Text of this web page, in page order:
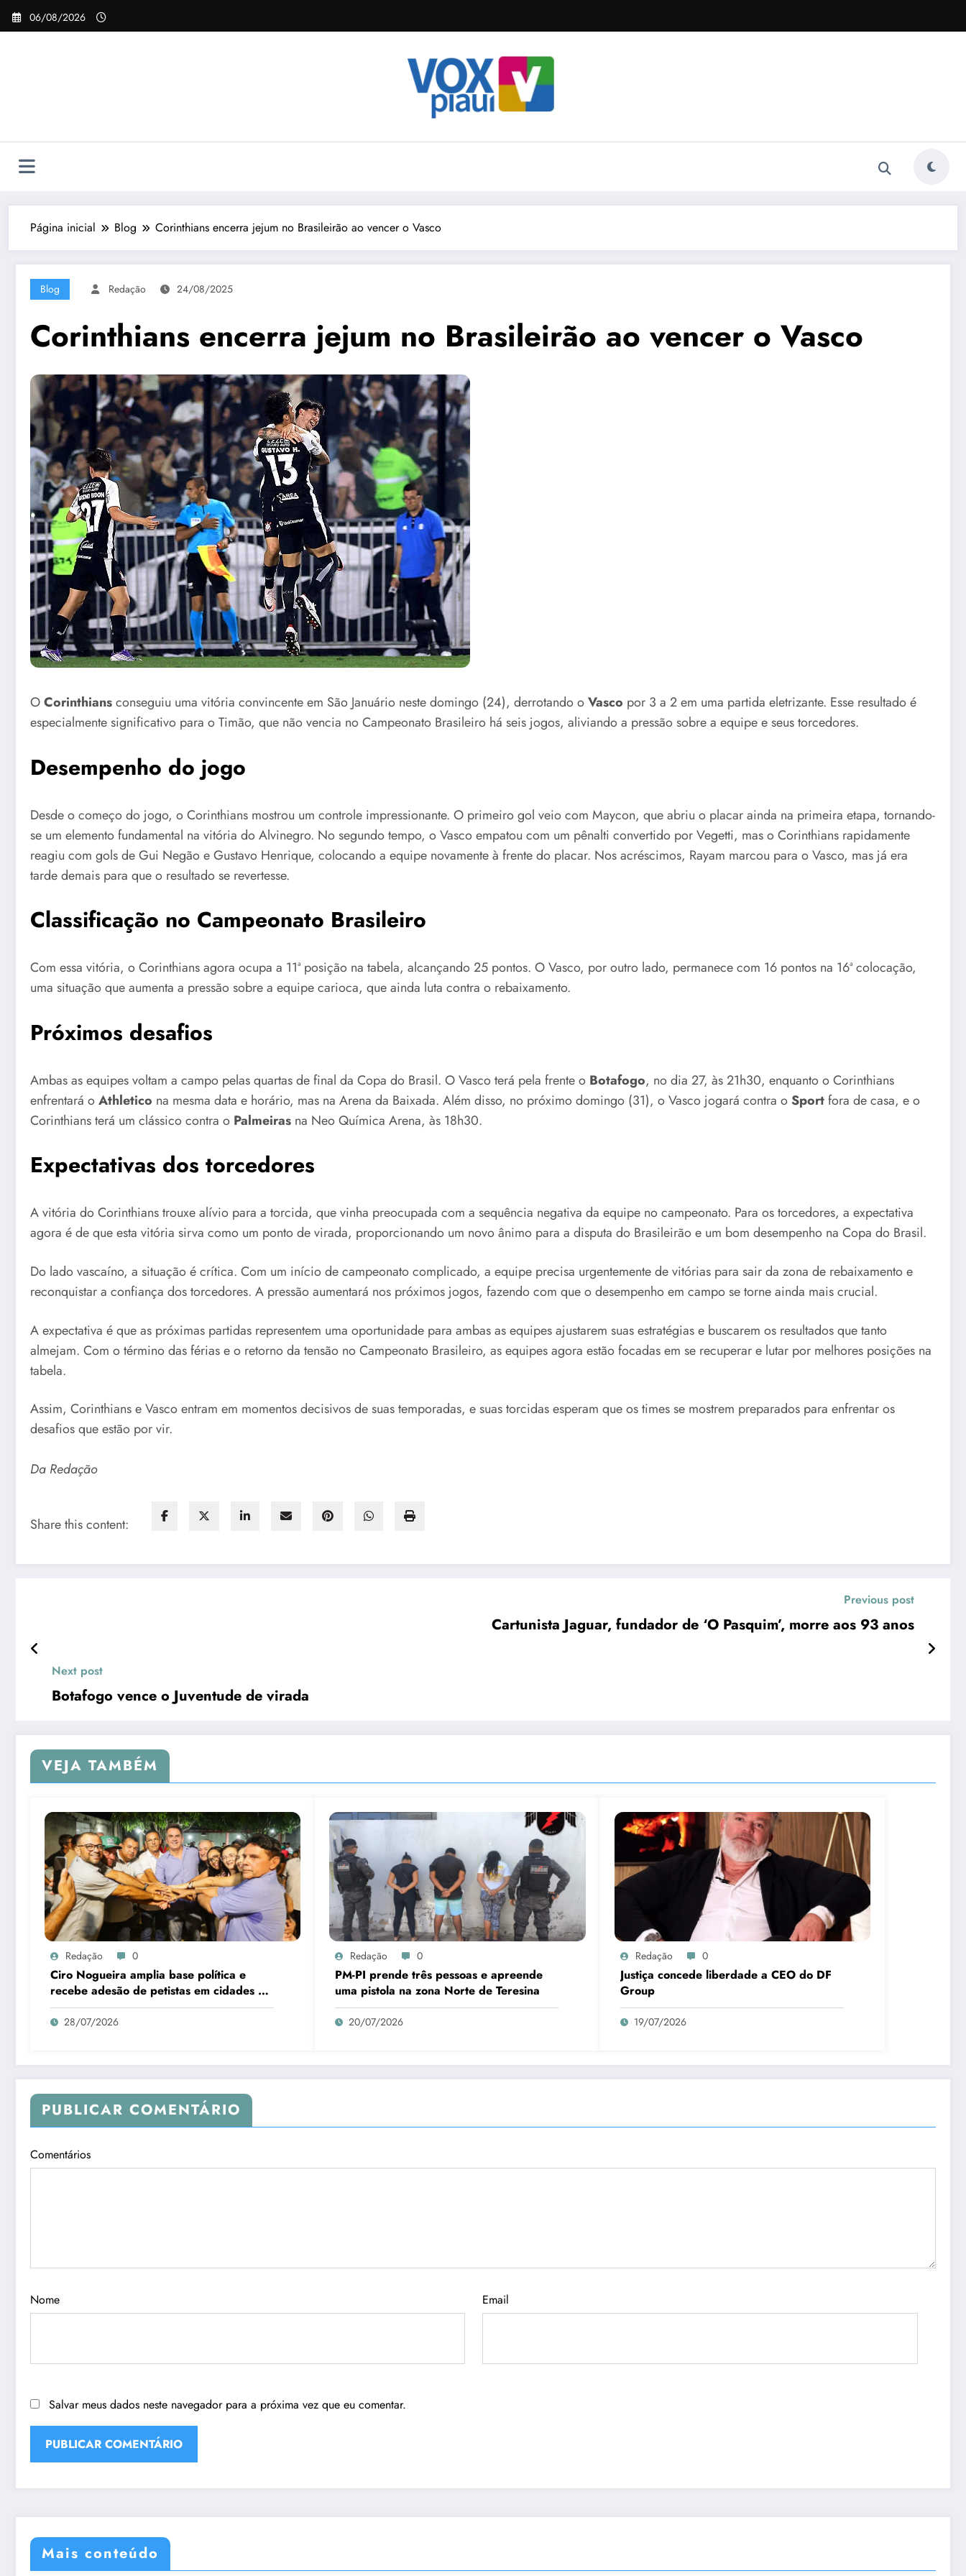
Pular
para
06/08/2026
Página inicial Blog Corinthians encerra jejum no Brasileirão ao vencer o Vasco
Blog Redação 24/08/2025
Corinthians encerra jejum no Brasileirão ao vencer o Vasco
OCorinthiansconseguiu uma vitória convincente em São Januário neste domingo (24), derrotando oVasco por 3 a 2 em uma partida eletrizante. Esse resultado é
especialmente significativo para o Timão, que não vencia no Campeonato Brasileiro há seis jogos, aliviando a pressão sobre a equipe e seus torcedores.
Desempenho do jogo
Desde o começo do jogo, o Corinthians mostrou um controle impressionante. O primeiro gol veio com Maycon, que abriu o placar ainda na primeira etapa, tornando-
se um elemento fundamental na vitória do Alvinegro. No segundo tempo, o Vasco empatou com um pênalti convertido por Vegetti, mas o Corinthians rapidamente
reagiu com gols de Gui Negão e Gustavo Henrique, colocando a equipe novamente à frente do placar. Nos acréscimos, Rayam marcou para o Vasco, mas já era
tarde demais para que o resultado se revertesse.
Classificação no Campeonato Brasileiro
Com essa vitória, o Corinthians agora ocupa a 11ª posição na tabela, alcançando 25 pontos. O Vasco, por outro lado, permanece com 16 pontos na 16ª colocação,
uma situação que aumenta a pressão sobre a equipe carioca, que ainda luta contra o rebaixamento.
Próximos desafios
Ambas as equipes voltam a campo pelas quartas de final da Copa do Brasil. O Vasco terá pela frente o Botafogo, no dia 27, às 21h30, enquanto o Corinthians
enfrentará oAthletico na mesma data e horário, mas na Arena da Baixada. Além disso, no próximo domingo (31), o Vasco jogará contra oSportfora de casa, e o
Corinthians terá um clássico contra o Palmeiras na Neo Química Arena, às 18h30.
Expectativas dos torcedores
A vitória do Corinthians trouxe alívio para a torcida, que vinha preocupada com a sequência negativa da equipe no campeonato. Para os torcedores, a expectativa
agora é de que esta vitória sirva como um ponto de virada, proporcionando um novo ânimo para a disputa do Brasileirão e um bom desempenho na Copa do Brasil.
Do lado vascaíno, a situação é crítica. Com um início de campeonato complicado, a equipe precisa urgentemente de vitórias para sair da zona de rebaixamento e
reconquistar a confiança dos torcedores. A pressão aumentará nos próximos jogos, fazendo com que o desempenho em campo se torne ainda mais crucial.
A expectativa é que as próximas partidas representem uma oportunidade para ambas as equipes ajustarem suas estratégias e buscarem os resultados que tanto
almejam. Com o término das férias e o retorno da tensão no Campeonato Brasileiro, as equipes agora estão focadas em se recuperar e lutar por melhores posições na
tabela.
Assim, Corinthians e Vasco entram em momentos decisivos de suas temporadas, e suas torcidas esperam que os times se mostrem preparados para enfrentar os
desafios que estão por vir.
Da Redação
Share this content:
Previous post
Cartunista Jaguar, fundador de ‘O Pasquim’, morre aos 93 anos
Next post
Botafogo vence o Juventude de virada
VEJA TAMBÉM
Redação 0
Ciro Nogueira amplia base política e
recebe adesão de petistas em cidades do
interior
28/07/2026
Redação 0
PM-PI prende três pessoas e apreende
uma pistola na zona Norte de Teresina
20/07/2026
Redação 0
Justiça concede liberdade a CEO do DF
Group
19/07/2026
PUBLICAR COMENTÁRIO
Comentários
Nome Email
Salvar meus dados neste navegador para a próxima vez que eu comentar.
Mais conteúdo